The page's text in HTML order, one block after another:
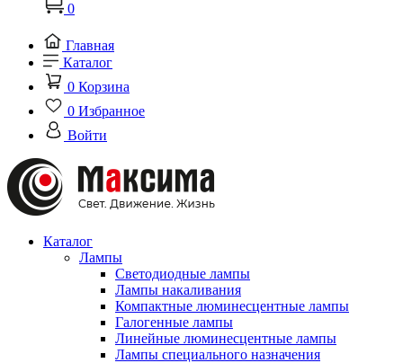
0
Главная
Каталог
0 Корзина
0 Избранное
Войти
Каталог
Лампы
Светодиодные лампы
Лампы накаливания
Компактные люминесцентные лампы
Галогенные лампы
Линейные люминесцентные лампы
Лампы специального назначения